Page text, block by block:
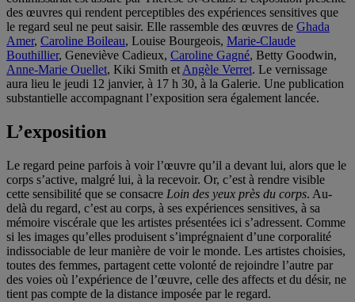
des œuvres qui rendent perceptibles des expériences sensitives que
le regard seul ne peut saisir. Elle rassemble des œuvres de Ghada
Amer, Caroline Boileau, Louise Bourgeois, Marie-Claude
Bouthillier, Geneviève Cadieux, Caroline Gagné, Betty Goodwin,
Anne-Marie Ouellet, Kiki Smith etAngèle Verret. Le vernissage
aura lieu le jeudi 12 janvier, à 17 h 30, à la Galerie. Une publication
substantielle accompagnant l’exposition sera également lancée.
L’exposition
Le regard peine parfois à voir l’œuvre qu’il a devant lui, alors que le
corps s’active, malgré lui, à la recevoir. Or, c’est à rendre visible
cette sensibilité que se consacre Loin des yeux près du corps. Au-
delà du regard, c’est au corps, à ses expériences sensitives, à sa
mémoire viscérale que les artistes présentées ici s’adressent. Comme
si les images qu’elles produisent s’imprégnaient d’une corporalité
indissociable de leur manière de voir le monde. Les artistes choisies,
toutes des femmes, partagent cette volonté de rejoindre l’autre par
des voies où l’expérience de l’œuvre, celle des affects et du désir, ne
tient pas compte de la distance imposée par le regard.